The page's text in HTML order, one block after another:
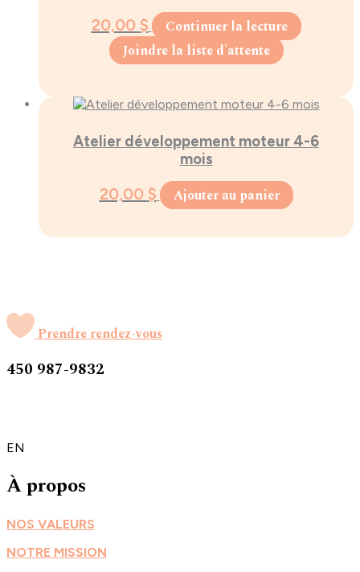
20,00 $
Continuer la lecture
Joindre la liste d'attente
Atelier développement moteur 4-6
mois
20,00 $ Ajouter au panier
Prendre rendez-vous
450 987-9832
EN
À propos
NOS VALEURS
NOTRE MISSION